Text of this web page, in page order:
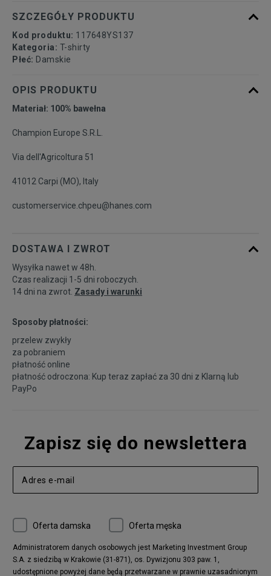
SZCZEGÓŁY PRODUKTU
Kod produktu: 117648YS137
Kategoria: T-shirty
Płeć: Damskie
OPIS PRODUKTU
Materiał: 100% bawełna
Champion Europe S.R.L.
Via dell'Agricoltura 51
41012 Carpi (MO), Italy
customerservice.chpeu@hanes.com
DOSTAWA I ZWROT
Wysyłka nawet w 48h.
Czas realizacji 1-5 dni roboczych.
14 dni na zwrot. Zasady i warunki
Sposoby płatności:
przelew zwykły
za pobraniem
płatność online
płatność odroczona: Kup teraz zapłać za 30 dni z Klarną lub
PayPo
Zapisz się do newslettera
Oferta damska Oferta męska
Administratorem danych osobowych jest Marketing Investment Group
S.A. z siedzibą w Krakowie (31-871), os. Dywizjonu 303 paw. 1,
udostępnione powyżej dane będą przetwarzane w prawnie uzasadnionym